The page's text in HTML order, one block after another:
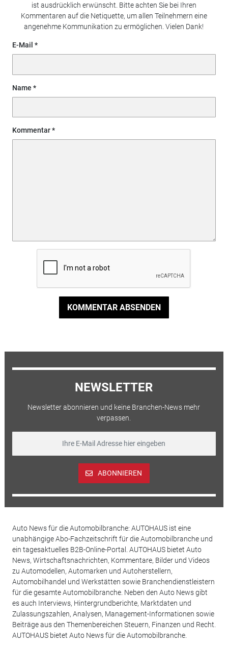
ist ausdrücklich erwünscht. Bitte achten Sie bei Ihren
Kommentaren auf die Netiquette, um allen Teilnehmern eine
angenehme Kommunikation zu ermöglichen. Vielen Dank!
E-Mail
Name
Kommentar
KOMMENTAR ABSENDEN
NEWSLETTER
Newsletter abonnieren und keine Branchen-News mehr
verpassen.
ABONNIEREN
Auto News für die Automobilbranche: AUTOHAUS ist eine
unabhängige Abo-Fachzeitschrift für die Automobilbranche und
ein tagesaktuelles B2B-Online-Portal. AUTOHAUS bietet Auto
News, Wirtschaftsnachrichten, Kommentare, Bilder und Videos
zu Automodellen, Automarken und Autoherstellern,
Automobilhandel und Werkstätten sowie Branchendienstleistern
für die gesamte Automobilbranche. Neben den Auto News gibt
es auch Interviews, Hintergrundberichte, Marktdaten und
Zulassungszahlen, Analysen, Management-Informationen sowie
Beiträge aus den Themenbereichen Steuern, Finanzen und Recht.
AUTOHAUS bietet Auto News für die Automobilbranche.